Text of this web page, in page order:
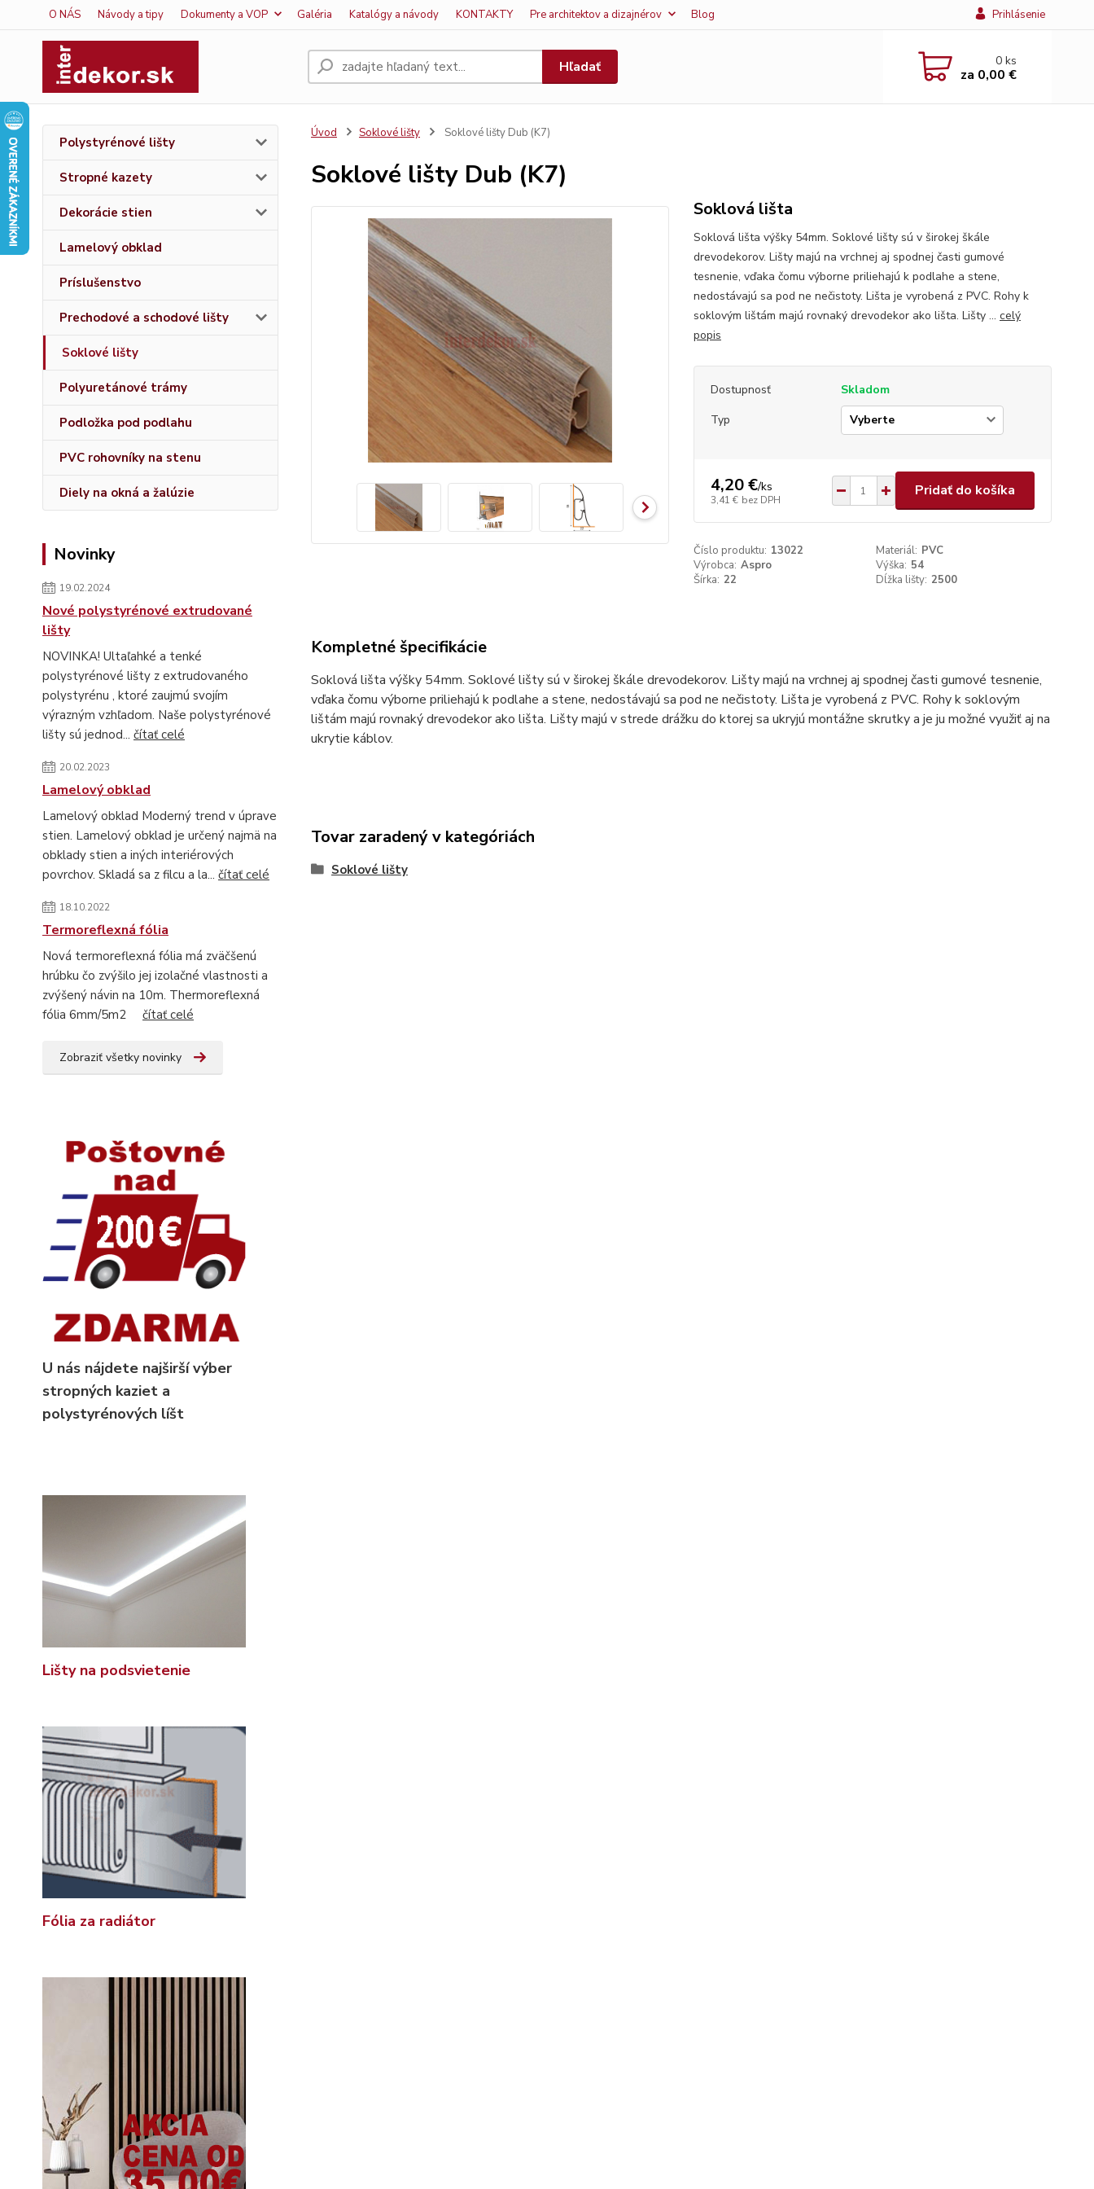
O NÁS Návody a tipy Dokumenty a VOP Galéria Katalógy a návody KONTAKTY Pre architektov a dizajnérov Blog Prihlásenie
Hľadať 0ks
za 0,00 €
Polystyrénové lišty
Stropné kazety
Dekorácie stien
Lamelový obklad
Príslušenstvo
Prechodové a schodové lišty
Soklové lišty
Polyuretánové trámy
Podložka pod podlahu
PVC rohovníky na stenu
Diely na okná a žalúzie
Novinky
19.02.2024
Nové polystyrénové extrudované
lišty
NOVINKA! Ultaľahké a tenké
polystyrénové lišty z extrudovaného
polystyrénu , ktoré zaujmú svojím
výrazným vzhľadom. Naše polystyrénové
lišty sú jednod... čítať celé
20.02.2023
Lamelový obklad
Lamelový obklad Moderný trend v úprave
stien. Lamelový obklad je určený najmä na
obklady stien a iných interiérových
povrchov. Skladá sa z filcu a la... čítať celé
18.10.2022
Termoreflexná fólia
Nová termoreflexná fólia má zväčšenú
hrúbku čo zvýšilo jej izolačné vlastnosti a
zvýšený návin na 10m. Thermoreflexná
fólia 6mm/5m2 čítať celé
Zobraziť všetky novinky
U nás nájdete najširší výber
stropných kaziet a
polystyrénových líšt
Lišty na podsvietenie
Fólia za radiátor
Úvod Soklové lišty Soklové lišty Dub (K7)
Soklové lišty Dub (K7)
Soklová lišta
Soklová lišta výšky 54mm. Soklové lišty sú v širokej škále
drevodekorov. Lišty majú na vrchnej aj spodnej časti gumové
tesnenie, vďaka čomu výborne priliehajú k podlahe a stene,
nedostávajú sa pod ne nečistoty. Lišta je vyrobená z PVC. Rohy k
soklovým lištám majú rovnaký drevodekor ako lišta. Lišty ... celý
popis
Dostupnosť
Skladom
Typ
4,20 €/ks
3,41 € bez DPH
Pridať do košíka
Číslo produktu: 13022 Materiál: PVC
Výrobca: Aspro Výška: 54
Šírka: 22 Dĺžka lišty: 2500
Kompletné špecifikácie
Soklová lišta výšky 54mm. Soklové lišty sú v širokej škále drevodekorov. Lišty majú na vrchnej aj spodnej časti gumové tesnenie,
vďaka čomu výborne priliehajú k podlahe a stene, nedostávajú sa pod ne nečistoty. Lišta je vyrobená z PVC. Rohy k soklovým
lištám majú rovnaký drevodekor ako lišta. Lišty majú v strede drážku do ktorej sa ukryjú montážne skrutky a je ju možné využiť aj na
ukrytie káblov.
Tovar zaradený v kategóriách
Soklové lišty